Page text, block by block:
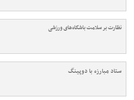
نظارت بر سلامت باشگاه‌های ورزشی
ستاد مبارزه با دوپینگ